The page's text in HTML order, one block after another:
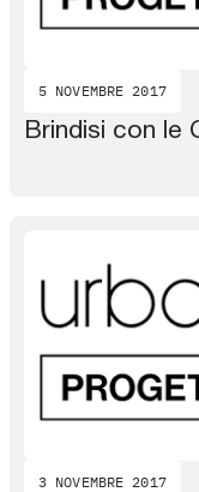
5 NOVEMBRE 2017
Brindisi con le
3 NOVEMBRE 2017